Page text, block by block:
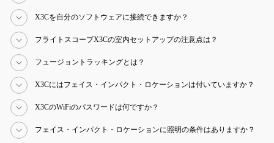
X3Cを自分のソフトウェアに接続できますか？
フライトスコープX3Cの室内セットアップの注意点は？
フュージョントラッキングとは？
X3Cにはフェイス・インパクト・ロケーションは付いていますか？
X3CのWiFiのパスワードは何ですか？
フェイス・インパクト・ロケーションに照明の条件はありますか？